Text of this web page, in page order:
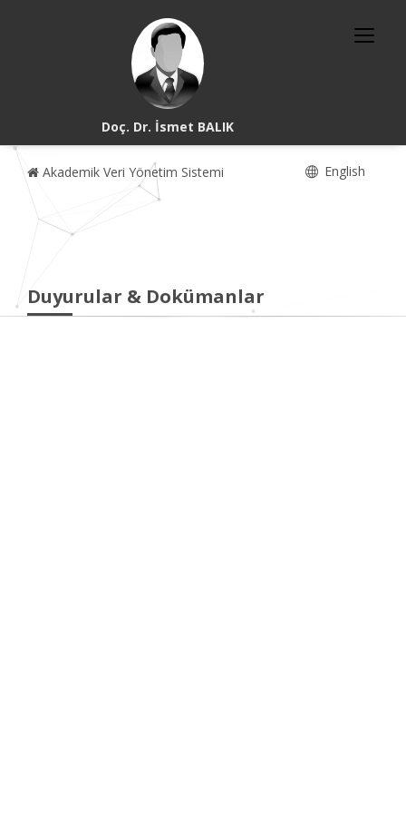
Doç. Dr. İsmet BALIK
Akademik Veri Yönetim Sistemi English
Duyurular & Dokümanlar